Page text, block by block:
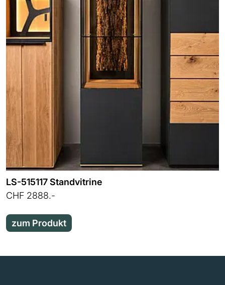
LS-515117 Standvitrine
CHF 2888.-
zum Produkt